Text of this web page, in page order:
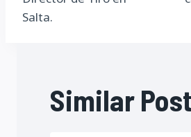
Salta.
Similar